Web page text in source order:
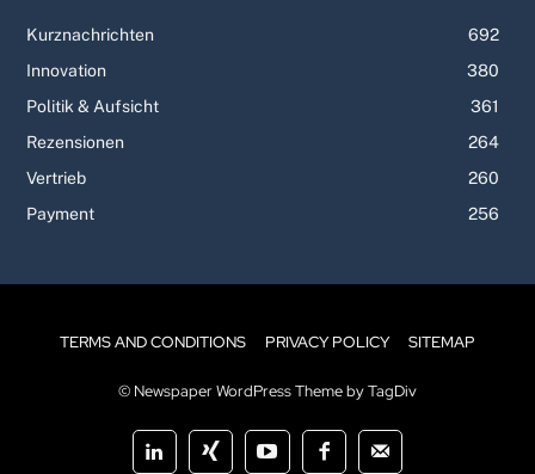
Kurznachrichten
692
Innovation
380
Politik & Aufsicht
361
Rezensionen
264
Vertrieb
260
Payment
256
TERMS AND CONDITIONS PRIVACY POLICY SITEMAP
© Newspaper WordPress Theme by TagDiv